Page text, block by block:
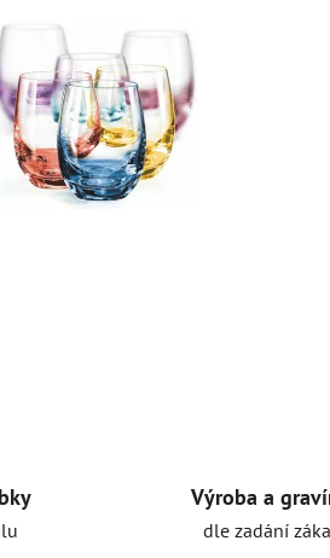
Výroba a
dle zadání